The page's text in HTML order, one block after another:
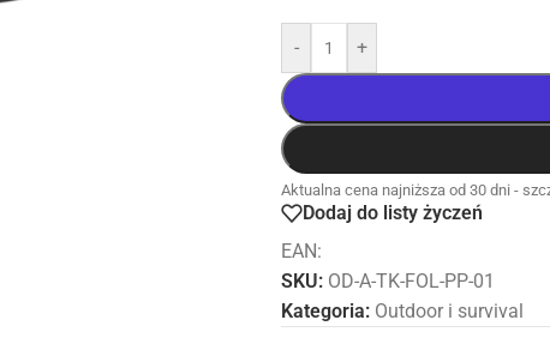
- +
Aktualna cena najniższa od 30 dni -
Dodaj do listy życzeń
EAN:
SKU: OD-A-TK-FOL-PP-01
Kategoria: Outdoor i survival